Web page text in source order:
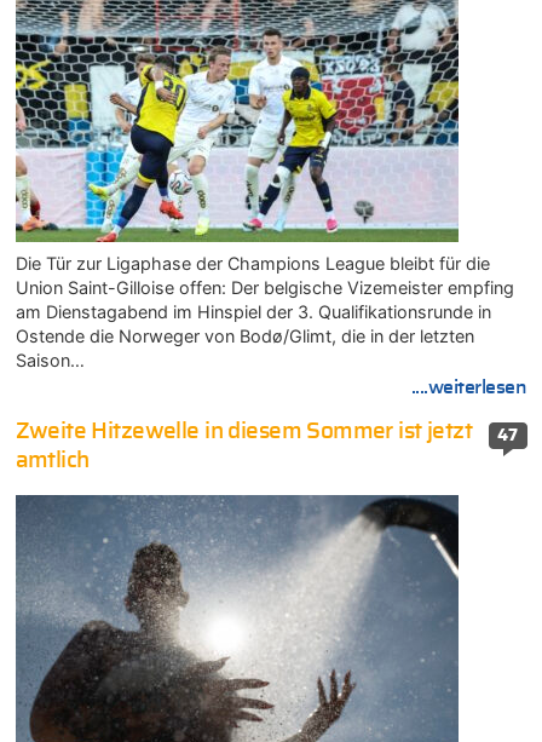
Die Tür zur Ligaphase der Champions League bleibt für die
Union Saint-Gilloise offen: Der belgische Vizemeister empfing
am Dienstagabend im Hinspiel der 3. Qualifikationsrunde in
Ostende die Norweger von Bodø/Glimt, die in der letzten
Saison…
....weiterlesen
47
Zweite Hitzewelle in diesem Sommer ist jetzt
amtlich